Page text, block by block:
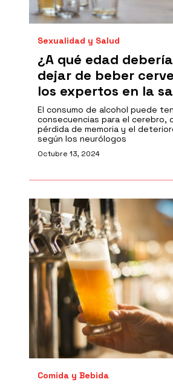
Sexualidad y Salud
¿A qué edad
dejar de beber
los expertos en la
El consumo de alcohol puede
consecuencias para el cerebro,
pérdida de memoria y el
según los neurólogos
Octubre 13, 2024
Comida y Bebida